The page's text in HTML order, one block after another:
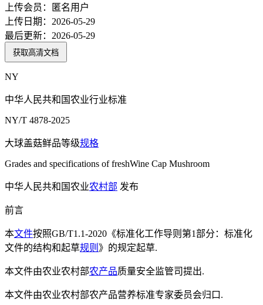
上传会员：
匿名用户
上传日期： 2026-05-29
最后更新： 2026-05-29
获取高清文档
NY
中华人民共和国农业行业标准
NY/T 4878-2025
大球盖菇鲜品等级规格
Grades and specifications of freshWine Cap Mushroom
中华人民共和国农业农村部 发布
前言
本文件按照GB/T1.1-2020《标准化工作导则第1部分：标准化
文件的结构和起草规则 》的规定起草.
本文件由农业农村部农产品质量安全监管司提出.
本文件由农业农村部农产品营养标准专家委员会归口.